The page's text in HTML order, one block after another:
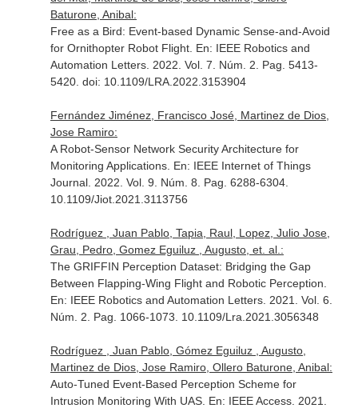
Baturone, Anibal:
Free as a Bird: Event-based Dynamic Sense-and-Avoid
for Ornithopter Robot Flight. En: IEEE Robotics and
Automation Letters. 2022. Vol. 7. Núm. 2. Pag. 5413-
5420. doi: 10.1109/LRA.2022.3153904
Fernández Jiménez, Francisco José, Martinez de Dios,
Jose Ramiro:
A Robot-Sensor Network Security Architecture for
Monitoring Applications. En: IEEE Internet of Things
Journal. 2022. Vol. 9. Núm. 8. Pag. 6288-6304.
10.1109/Jiot.2021.3113756
Rodríguez , Juan Pablo, Tapia, Raul, Lopez, Julio Jose,
Grau, Pedro, Gomez Eguiluz , Augusto, et. al.:
The GRIFFIN Perception Dataset: Bridging the Gap
Between Flapping-Wing Flight and Robotic Perception.
En: IEEE Robotics and Automation Letters. 2021. Vol. 6.
Núm. 2. Pag. 1066-1073. 10.1109/Lra.2021.3056348
Rodríguez , Juan Pablo, Gómez Eguiluz , Augusto,
Martinez de Dios, Jose Ramiro, Ollero Baturone, Anibal:
Auto-Tuned Event-Based Perception Scheme for
Intrusion Monitoring With UAS. En: IEEE Access. 2021.